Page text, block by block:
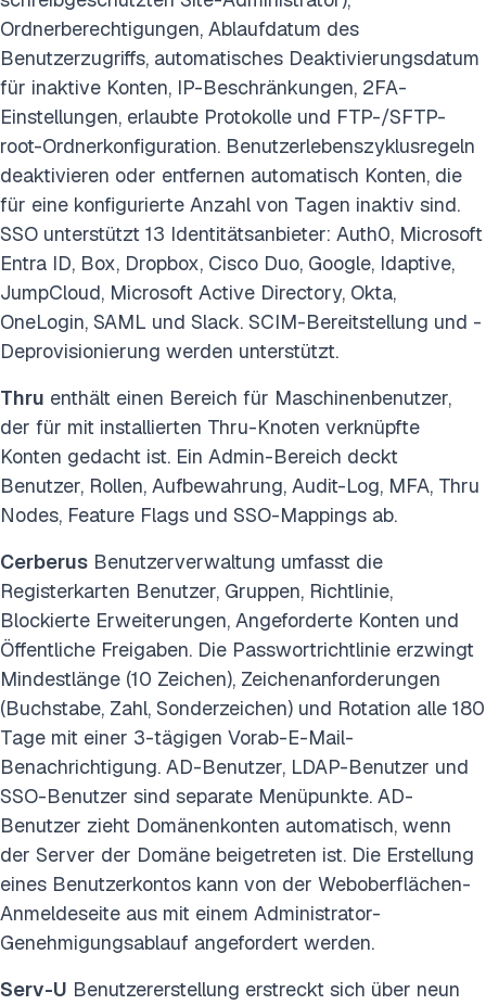
Ordnerberechtigungen, Ablaufdatum des
Benutzerzugriffs, automatisches Deaktivierungsdatum
für inaktive Konten, IP-Beschränkungen, 2FA-
Einstellungen, erlaubte Protokolle und FTP-/SFTP-
root-Ordnerkonfiguration. Benutzerlebenszyklusregeln
deaktivieren oder entfernen automatisch Konten, die
für eine konfigurierte Anzahl von Tagen inaktiv sind.
SSO unterstützt 13 Identitätsanbieter: Auth0, Microsoft
Entra ID, Box, Dropbox, Cisco Duo, Google, Idaptive,
JumpCloud, Microsoft Active Directory, Okta,
OneLogin, SAML und Slack. SCIM-Bereitstellung und -
Deprovisionierung werden unterstützt.
Thru enthält einen Bereich für Maschinenbenutzer,
der für mit installierten Thru-Knoten verknüpfte
Konten gedacht ist. Ein Admin-Bereich deckt
Benutzer, Rollen, Aufbewahrung, Audit-Log, MFA, Thru
Nodes, Feature Flags und SSO-Mappings ab.
Cerberus Benutzerverwaltung umfasst die
Registerkarten Benutzer, Gruppen, Richtlinie,
Blockierte Erweiterungen, Angeforderte Konten und
Öffentliche Freigaben. Die Passwortrichtlinie erzwingt
Mindestlänge (10 Zeichen), Zeichenanforderungen
(Buchstabe, Zahl, Sonderzeichen) und Rotation alle 180
Tage mit einer 3-tägigen Vorab-E-Mail-
Benachrichtigung. AD-Benutzer, LDAP-Benutzer und
SSO-Benutzer sind separate Menüpunkte. AD-
Benutzer zieht Domänenkonten automatisch, wenn
der Server der Domäne beigetreten ist. Die Erstellung
eines Benutzerkontos kann von der Weboberflächen-
Anmeldeseite aus mit einem Administrator-
Genehmigungsablauf angefordert werden.
Serv-U Benutzererstellung erstreckt sich über neun